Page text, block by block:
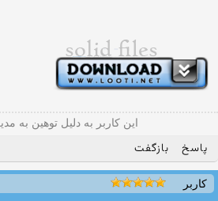
این کاربر به دلیل توهین به
پاسخ بازگفت
کاربر